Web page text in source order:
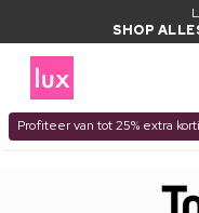
SHOP
Profiteer van tot 25% extra